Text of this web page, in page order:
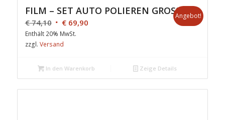
FILM – SET AUTO POLIEREN GROSS
€74,10 €69,90
Enthält 20% MwSt.
zzgl. Versand
Angebot!
In den Warenkorb Zeige Details